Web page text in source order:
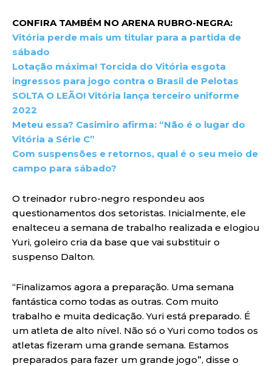
CONFIRA TAMBÉM NO ARENA RUBRO-NEGRA:
Vitória perde mais um titular para a partida de
sábado
Lotação máxima! Torcida do Vitória esgota
ingressos para jogo contra o Brasil de Pelotas
SOLTA O LEÃO! Vitória lança terceiro uniforme
2022
Meteu essa? Casimiro afirma: “Não é o lugar do
Vitória a Série C”
Com suspensões e retornos, qual é o seu meio de
campo para sábado?
O treinador rubro-negro respondeu aos
questionamentos dos setoristas. Inicialmente, ele
enalteceu a semana de trabalho realizada e elogiou
Yuri, goleiro cria da base que vai substituir o
suspenso Dalton.
“Finalizamos agora a preparação. Uma semana
fantástica como todas as outras. Com muito
trabalho e muita dedicação. Yuri está preparado. É
um atleta de alto nível. Não só o Yuri como todos os
atletas fizeram uma grande semana. Estamos
preparados para fazer um grande jogo”, disse o